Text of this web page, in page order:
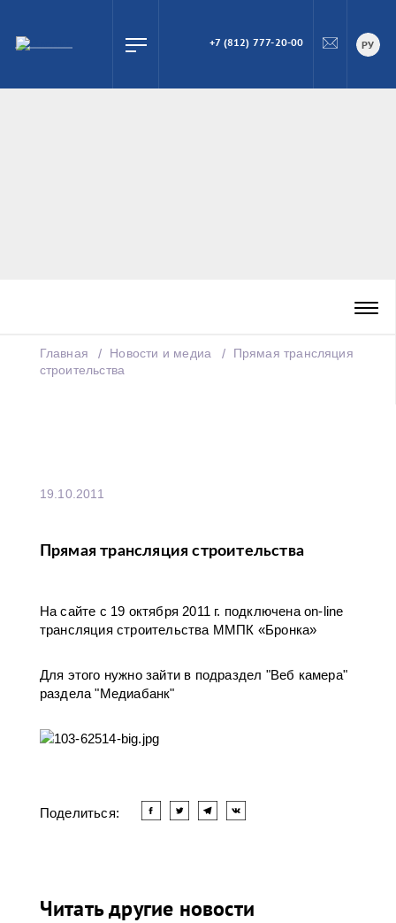
ПОИСК
+7 (812) 777-20-00 РУ
Главная Новости и медиа
Прямая трансляция
строительства
19.10.2011
Прямая трансляция строительства
На сайте с 19 октября 2011 г. подключена on-line
трансляция строительства ММПК «Бронка»
Для этого нужно зайти в подраздел "Веб камера"
раздела "Медиабанк"
Поделиться:
Читать другие новости